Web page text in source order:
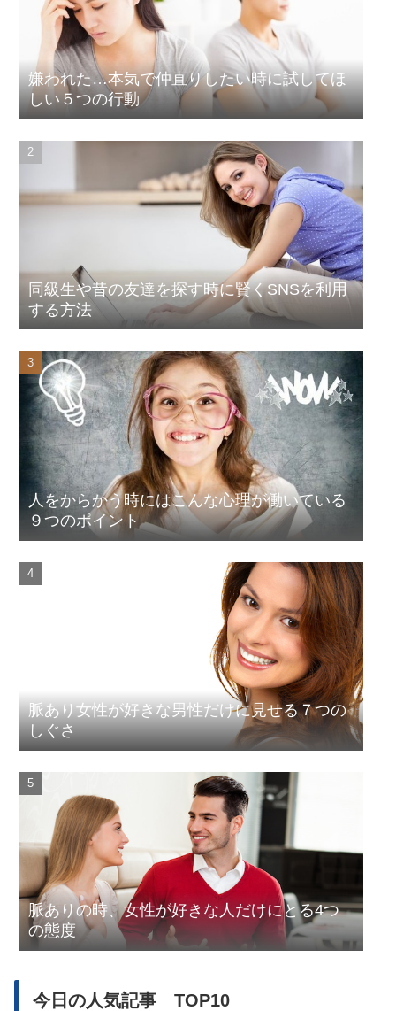
嫌われた…本気で仲直りしたい時に試してほ
しい５つの行動
同級生や昔の友達を探す時に賢くSNSを利用
する方法
人をからかう時にはこんな心理が働いている
９つのポイント
脈あり女性が好きな男性だけに見せる７つの
しぐさ
脈ありの時、女性が好きな人だけにとる4つ
の態度
今日の人気記事 TOP10